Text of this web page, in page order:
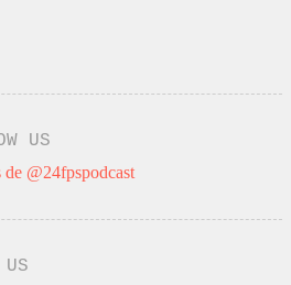
US
de @24fpspodcast